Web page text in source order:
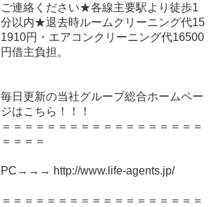
ご連絡ください★各線主要駅より徒歩1
分以内★退去時ルームクリーニング代15
1910円・エアコンクリーニング代16500
円借主負担。
毎日更新の当社グループ総合ホームペー
ジはこちら！！！
＝＝＝＝＝＝＝＝＝＝＝＝＝＝＝＝＝＝
＝＝＝＝
PC→→→ http://www.life-agents.jp/
＝＝＝＝＝＝＝＝＝＝＝＝＝＝＝＝＝＝